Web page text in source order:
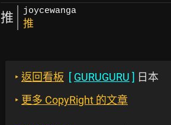
推 joycewanga
推
‣ 返回看板 [ GURUGURU ] 日本
‣ 更多 CopyRight 的文章